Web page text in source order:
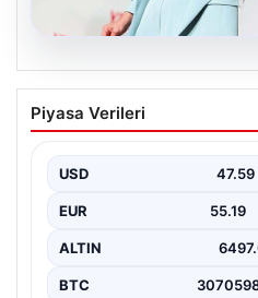
Manisa’da Rüşvet
Parti İl Başkanı İlksen
Manisa’da yaşanan rüşvet
Piyasa Verileri
USD 47.59
EUR 55.19
ALTIN
BTC